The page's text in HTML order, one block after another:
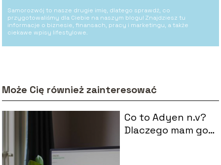
Samorozwój to nasze drugie imię, dlatego sprawdź, co
przygotowaliśmy dla Ciebie na naszym blogu! Znajdziesz tu
informacje o biznesie, finansach, pracy i marketingu, a także
ciekawe wpisy lifestylowe.
Może Cię również zainteresować
Co to Adyen n.v?
Dlaczego mam go